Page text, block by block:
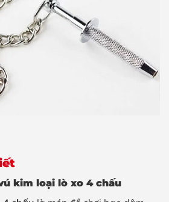
kim loại lò xo 4 chấu